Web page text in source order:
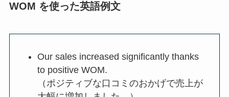
WOM を使った英語例文
Our sales increased significantly thanks
to positive WOM.
（ポジティブな口コミのおかげで売上が